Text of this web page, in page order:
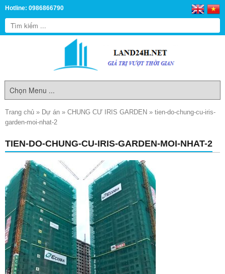
Hotline: 0986866790
Trang chủ » Dự án » CHUNG CƯ IRIS GARDEN » tien-do-chung-cu-iris-
garden-moi-nhat-2
TIEN-DO-CHUNG-CU-IRIS-GARDEN-MOI-NHAT-2